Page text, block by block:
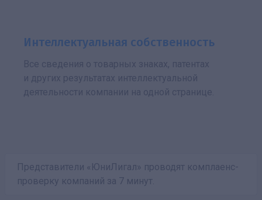
Интеллектуальная собственность
Все сведения о товарных знаках, патентах
и других результатах интеллектуальной
деятельности компании на одной странице.
Представители «ЮниЛигал» проводят комплаенс-
проверку компаний за 7 минут.